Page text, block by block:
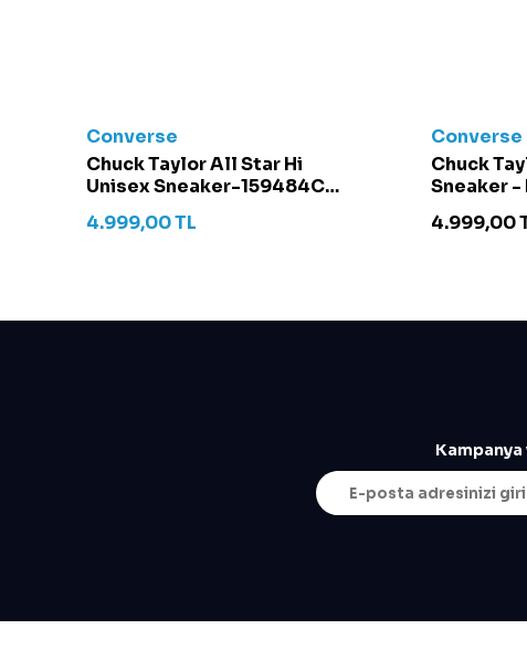
Converse
Chuck Taylor All Star Hi
Unisex Sneaker-159484C
4.999,00TL
Converse
Chuck
Sneaker -
4.999,00